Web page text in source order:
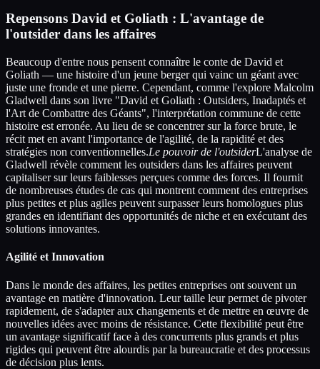
Repensons David et Goliath : L'avantage de
l'outsider dans les affaires
Beaucoup d'entre nous pensent connaître le conte de David et
Goliath — une histoire d'un jeune berger qui vainc un géant avec
juste une fronde et une pierre. Cependant, comme l'explore Malcolm
Gladwell dans son livre "David et Goliath : Outsiders, Inadaptés et
l'Art de Combattre des Géants", l'interprétation commune de cette
histoire est erronée. Au lieu de se concentrer sur la force brute, le
récit met en avant l'importance de l'agilité, de la rapidité et des
stratégies non conventionnelles.Le pouvoir de l'outsiderL'analyse de
Gladwell révèle comment les outsiders dans les affaires peuvent
capitaliser sur leurs faiblesses perçues comme des forces. Il fournit
de nombreuses études de cas qui montrent comment des entreprises
plus petites et plus agiles peuvent surpasser leurs homologues plus
grandes en identifiant des opportunités de niche et en exécutant des
solutions innovantes.
Agilité et Innovation
Dans le monde des affaires, les petites entreprises ont souvent un
avantage en matière d'innovation. Leur taille leur permet de pivoter
rapidement, de s'adapter aux changements et de mettre en œuvre de
nouvelles idées avec moins de résistance. Cette flexibilité peut être
un avantage significatif face à des concurrents plus grands et plus
rigides qui peuvent être alourdis par la bureaucratie et des processus
de décision plus lents.